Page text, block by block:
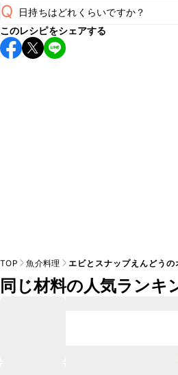
A
Q 日持ちはどれくらいですか？
保存期間は冷蔵で翌日中が目安です
し上がりください。
このレシピをシェアする
TOP 魚介料理 エビとスナップえんどうの
同じ材料の人気ランキ